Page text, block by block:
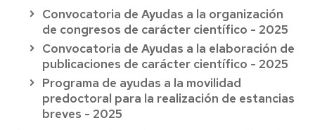
Convocatoria de Ayudas a la organización
de congresos de carácter científico - 2025
Convocatoria de Ayudas a la elaboración de
publicaciones de carácter científico - 2025
Programa de ayudas a la movilidad
predoctoral para la realización de estancias
breves - 2025